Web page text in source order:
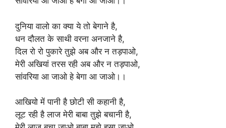
दुनिया वालो का क्या ये तो बेगाने है,
धन दौलत के साथी वरना अनजाने है,
दिल रो रो पुकारे तुझे अब और न तड़पाओ,
मेरी अखियां तरस रही अब और न तड़पाओ,
सांवरिया आ जाओ हे बेगा आ जाओ।।
आखियो में पानी है छोटी सी कहानी है,
लूट रही है लाज मेरी बाबा तुझे बचानी है,